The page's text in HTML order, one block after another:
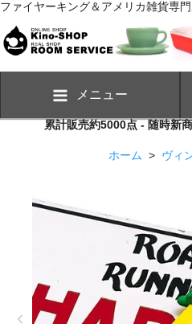
ファイヤーキング＆アメリカ雑貨専
メニュー
累計販売約5000点 - 随時新
ホーム > ヴィ